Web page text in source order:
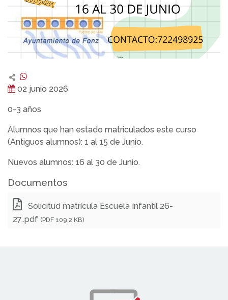
02 junio 2026
0-3 años
Alumnos que han estado matriculados este curso
(Antiguos alumnos): 1 al 15 de Junio.
Nuevos alumnos: 16 al 30 de Junio.
Documentos
Solicitud matrícula Escuela Infantil 26-
27..pdf (PDF 109,2 KB)